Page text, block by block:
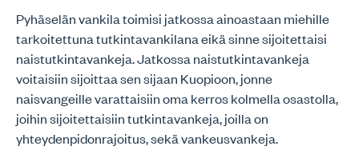
Pyhäselän vankila toimisi jatkossa ainoastaan miehille
tarkoitettuna tutkintavankilana eikä sinne sijoitettaisi
naistutkintavankeja. Jatkossa naistutkintavankeja
voitaisiin sijoittaa sen sijaan Kuopioon, jonne
naisvangeille varattaisiin oma kerros kolmella osastolla,
joihin sijoitettaisiin tutkintavankeja, joilla on
yhteydenpidonrajoitus, sekä vankeusvankeja.